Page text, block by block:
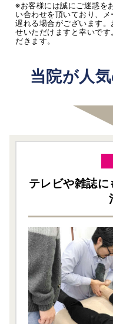
※お客様には誠にご迷惑を
い合わせを頂いており、
遅れる場合がございます
せいただけますと幸いで
だきます。
当院が人
テレビや雑誌